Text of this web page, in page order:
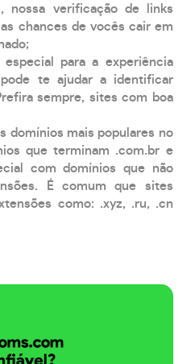
nossa verificação de links
chances de vocês cair em
especial para a experiência
te ajudar a identificar
sempre, sites com boa
domínios mais populares no
que terminam .com.br e
com domínios que não
É comum que sites
como: .xyz, .ru, .cn